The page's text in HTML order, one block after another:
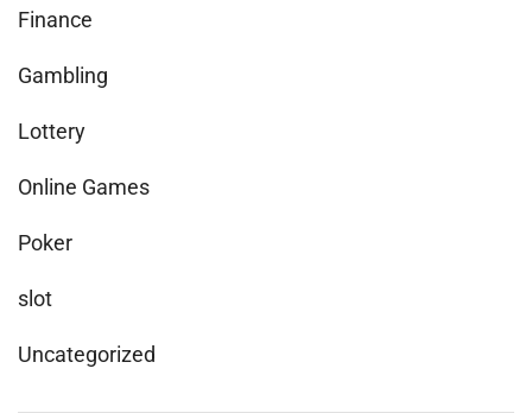
Finance
Gambling
Lottery
Online Games
Poker
slot
Uncategorized